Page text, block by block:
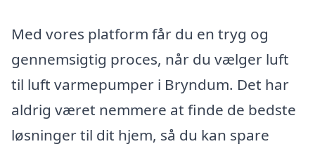
Med vores platform får du en tryg og
gennemsigtig proces, når du vælger luft
til luft varmepumper i Bryndum. Det har
aldrig været nemmere at finde de bedste
løsninger til dit hjem, så du kan spare